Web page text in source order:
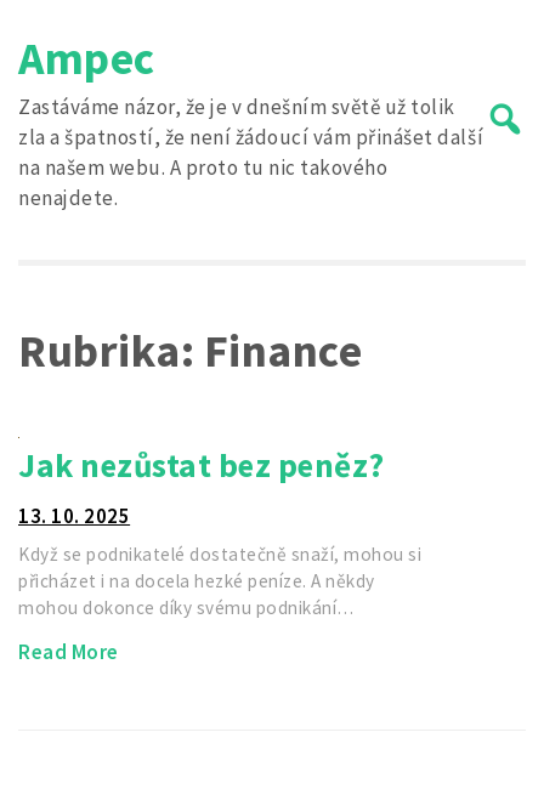
to
content
Ampec
Zastáváme názor, že je v dnešním světě už tolik
zla a špatností, že není žádoucí vám přinášet další
na našem webu. A proto tu nic takového
nenajdete.
Rubrika: Finance
Jak nezůstat bez peněz?
13. 10. 2025
Když se podnikatelé dostatečně snaží, mohou si
přicházet i na docela hezké peníze. A někdy
mohou dokonce díky svému podnikání…
Read More